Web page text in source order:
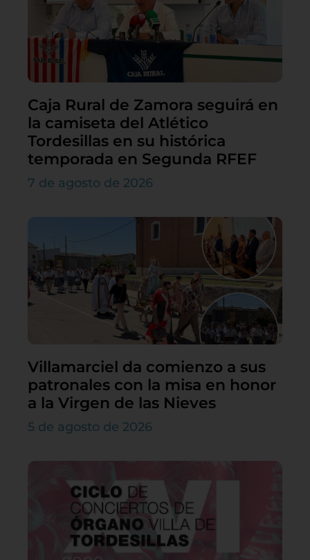
Caja Rural de Zamora seguirá en
la camiseta del Atlético
Tordesillas en su histórica
temporada en Segunda RFEF
7 de agosto de 2026
Villamarciel da comienzo a sus
patronales con la misa en honor
a la Virgen de las Nieves
5 de agosto de 2026